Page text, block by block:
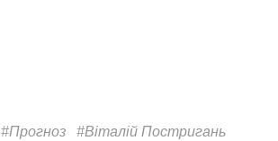
#Прогноз #Віталій Постригань